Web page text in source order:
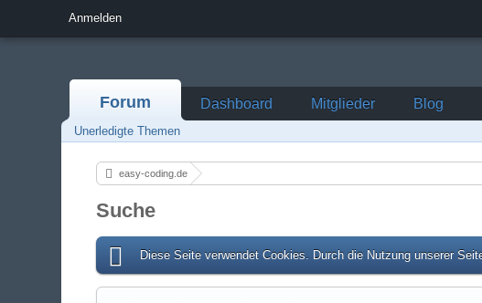
Anmelden
Forum Dashboard Mitglieder Blog
Unerledigte Themen
easy-coding.de
Suche
Diese Seite verwendet Cookies. Durch die Nutzung unserer